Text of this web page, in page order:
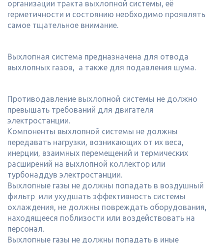
организации тракта выхлопной системы, её
герметичности и состоянию необходимо проявлять
самое тщательное внимание.
Выхлопная система предназначена для отвода
выхлопных газов, а также для подавления шума.
Противодавление выхлопной системы не должно
превышать требований для двигателя
электростанции.
Компоненты выхлопной системы не должны
передавать нагрузки, возникающих от их веса,
инерции, взаимных перемещений и термических
расширений на выхлопной коллектор или
турбонаддув электростанции.
Выхлопные газы не должны попадать в воздушный
фильтр или ухудшать эффективность системы
охлаждения, не должны повреждать оборудования,
находящееся поблизости или воздействовать на
персонал.
Выхлопные газы не должны попадать в иные